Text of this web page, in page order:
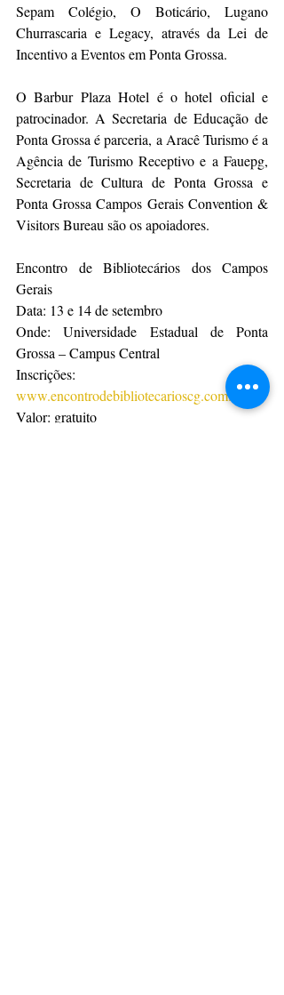
Sepam Colégio, O Boticário, Lugano
Churrascaria e Legacy, através da Lei de
Incentivo a Eventos em Ponta Grossa.
O Barbur Plaza Hotel é o hotel oficial e
patrocinador. A Secretaria de Educação de
Ponta Grossa é parceria, a Aracê Turismo é a
Agência de Turismo Receptivo e a Fauepg,
Secretaria de Cultura de Ponta Grossa e
Ponta Grossa Campos Gerais Convention &
Visitors Bureau são os apoiadores.
Encontro de Bibliotecários dos Campos
Gerais
Data: 13 e 14 de setembro
Onde: Universidade Estadual de Ponta
Grossa – Campus Central
www.encontrodebibliotecarioscg.com.br
Valor: gratuito